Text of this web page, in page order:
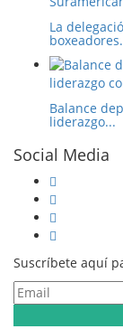
La
Balance
liderazgo...
Social Media
Suscríbete aquí